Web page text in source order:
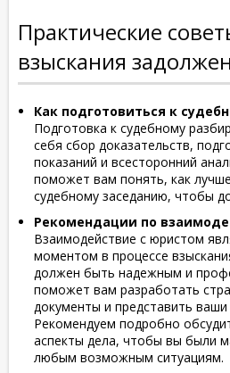
Практические
взыскания
Как подготовиться к
Подготовка к судебному
себя сбор доказательств,
показаний и всесторонний
поможет вам понять, как
судебному заседанию, чтобы
Рекомендации по
Взаимодействие с юристом
моментом в процессе
должен быть надежным и
поможет вам разработать
документы и представить ваши
Рекомендуем подробно
аспекты дела, чтобы вы были
любым возможным ситуациям.